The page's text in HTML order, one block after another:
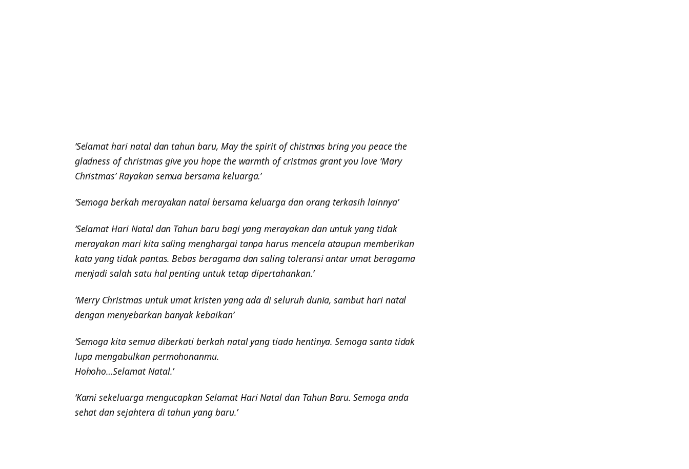
‘Selamat hari natal dan tahun baru, May the spirit of chistmas bring you peace the
gladness of christmas give you hope the warmth of cristmas grant you love ‘Mary
Christmas’ Rayakan semua bersama keluarga.’
‘Semoga berkah merayakan natal bersama keluarga dan orang terkasih lainnya’
‘Selamat Hari Natal dan Tahun baru bagi yang merayakan dan untuk yang tidak
merayakan mari kita saling menghargai tanpa harus mencela ataupun memberikan
kata yang tidak pantas. Bebas beragama dan saling toleransi antar umat beragama
menjadi salah satu hal penting untuk tetap dipertahankan.’
‘Merry Christmas untuk umat kristen yang ada di seluruh dunia, sambut hari natal
dengan menyebarkan banyak kebaikan’
‘Semoga kita semua diberkati berkah natal yang tiada hentinya. Semoga santa tidak
lupa mengabulkan permohonanmu.
Hohoho…Selamat Natal.’
‘Kami sekeluarga mengucapkan Selamat Hari Natal dan Tahun Baru. Semoga anda
sehat dan sejahtera di tahun yang baru.’